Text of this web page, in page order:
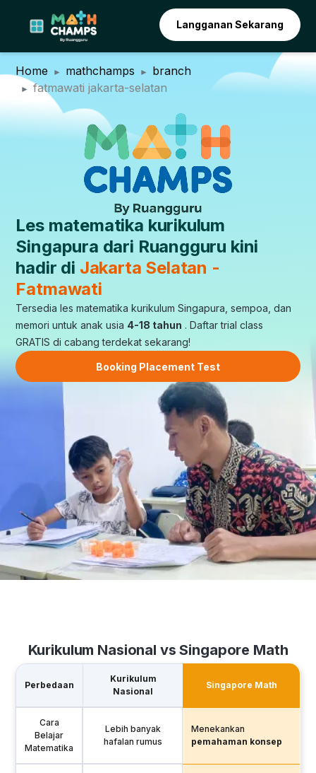
Langganan Sekarang
Home mathchamps
branch
fatmawati jakarta-selatan
Les matematika kurikulum
Singapura dari Ruangguru kini
hadir di Jakarta Selatan -
Fatmawati
Tersedia les matematika kurikulum Singapura, sempoa, dan
memori untuk anak usia 4-18 tahun . Daftar trial class
GRATIS di cabang terdekat sekarang!
Booking Placement Test
Kurikulum Nasional vs Singapore Math
Perbedaan
Kurikulum
Nasional
Singapore Math
Cara
Belajar
Matematika
Lebih banyak
hafalan rumus
Menekankan
pemahaman konsep